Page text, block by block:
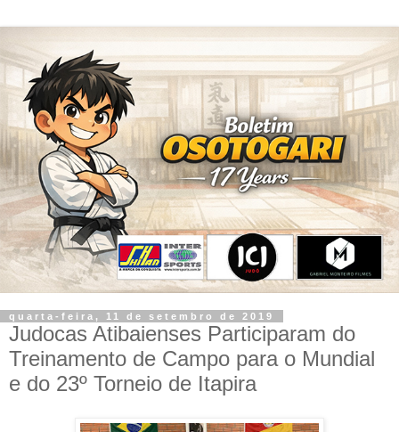
quarta-feira, 11 de setembro de 2019
Judocas Atibaienses Participaram do
Treinamento de Campo para o Mundial
e do 23º Torneio de Itapira